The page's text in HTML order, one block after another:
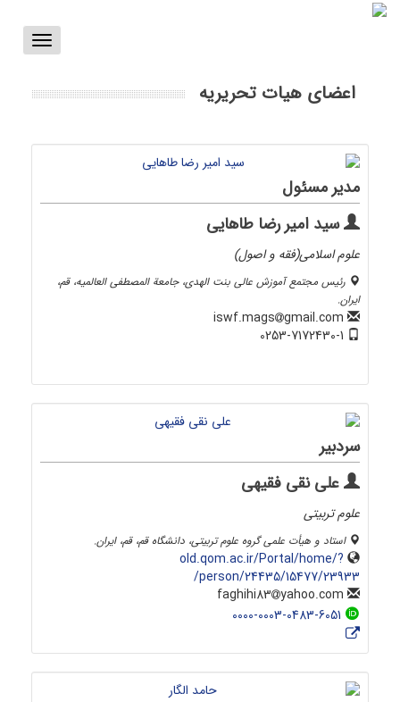
Toggle
اعضای هیات تحریریه
مدیر مسئول
سید امیر رضا طاهایی
علوم اسلامی(فقه و اصول)
رئیس مجتمع آموزش عالی بنت الهدی، جامعة المصطفی العالمیه، قم،
ایران.
gmail.com
سردبیر
علی نقی فقیهی
علوم تربیتی
استاد و هیأت علمی گروه علوم تربیتی، دانشگاه قم، قم، ایران‌.
old.qom.ac.ir/Portal/home/?
person/24435/15477/23933/
yahoo.com
0000-0003-0483-6051